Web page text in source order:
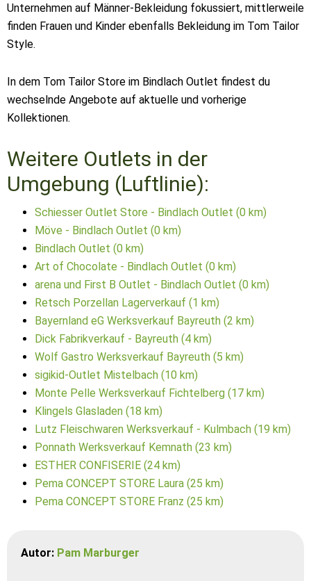
Unternehmen auf Männer-Bekleidung fokussiert, mittlerweile
finden Frauen und Kinder ebenfalls Bekleidung im Tom Tailor
Style.
In dem Tom Tailor Store im Bindlach Outlet findest du
wechselnde Angebote auf aktuelle und vorherige
Kollektionen.
Weitere Outlets in der
Umgebung (Luftlinie):
Schiesser Outlet Store - Bindlach Outlet (0 km)
Möve - Bindlach Outlet (0 km)
Bindlach Outlet (0 km)
Art of Chocolate - Bindlach Outlet (0 km)
arena und First B Outlet - Bindlach Outlet (0 km)
Retsch Porzellan Lagerverkauf (1 km)
Bayernland eG Werksverkauf Bayreuth (2 km)
Dick Fabrikverkauf - Bayreuth (4 km)
Wolf Gastro Werksverkauf Bayreuth (5 km)
sigikid-Outlet Mistelbach (10 km)
Monte Pelle Werksverkauf Fichtelberg (17 km)
Klingels Glasladen (18 km)
Lutz Fleischwaren Werksverkauf - Kulmbach (19 km)
Ponnath Werksverkauf Kemnath (23 km)
ESTHER CONFISERIE (24 km)
Pema CONCEPT STORE Laura (25 km)
Pema CONCEPT STORE Franz (25 km)
Autor: Pam Marburger